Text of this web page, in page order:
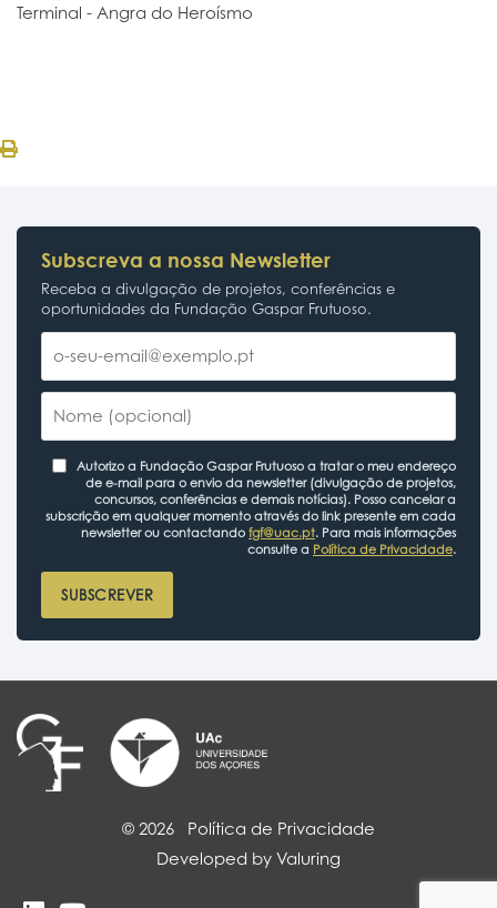
Terminal - Angra do Heroísmo
Subscreva a nossa Newsletter
Receba a divulgação de projetos, conferências e
oportunidades da Fundação Gaspar Frutuoso.
Autorizo a Fundação Gaspar Frutuoso a tratar o meu endereço
de e-mail para o envio da newsletter (divulgação de projetos,
concursos, conferências e demais notícias). Posso cancelar a
subscrição em qualquer momento através do link presente em cada
newsletter ou contactando fgf@uac.pt. Para mais informações
consulte a Política de Privacidade.
SUBSCREVER
© 2026 Política de Privacidade
Developed by Valuring